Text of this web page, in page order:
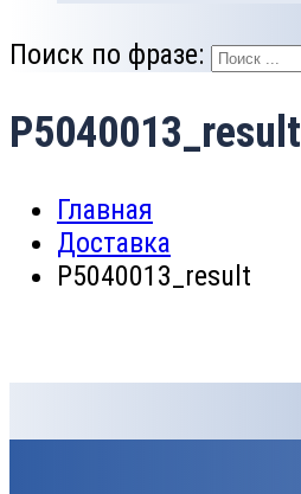
Поиск по фразе:
P5040013_result
Главная
Доставка
P5040013_result